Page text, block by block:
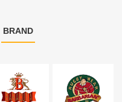
BRAND